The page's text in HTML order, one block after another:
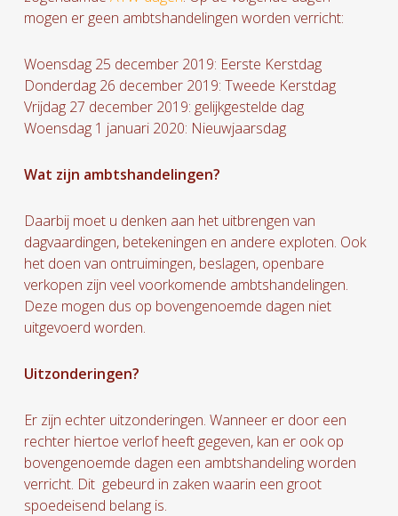
mogen er geen ambtshandelingen worden verricht:
Woensdag 25 december 2019: Eerste Kerstdag
Donderdag 26 december 2019: Tweede Kerstdag
Vrijdag 27 december 2019: gelijkgestelde dag
Woensdag 1 januari 2020: Nieuwjaarsdag
Wat zijn ambtshandelingen?
Daarbij moet u denken aan het uitbrengen van
dagvaardingen, betekeningen en andere exploten. Ook
het doen van ontruimingen, beslagen, openbare
verkopen zijn veel voorkomende ambtshandelingen.
Deze mogen dus op bovengenoemde dagen niet
uitgevoerd worden.
Uitzonderingen?
Er zijn echter uitzonderingen. Wanneer er door een
rechter hiertoe verlof heeft gegeven, kan er ook op
bovengenoemde dagen een ambtshandeling worden
verricht. Dit gebeurd in zaken waarin een groot
spoedeisend belang is.